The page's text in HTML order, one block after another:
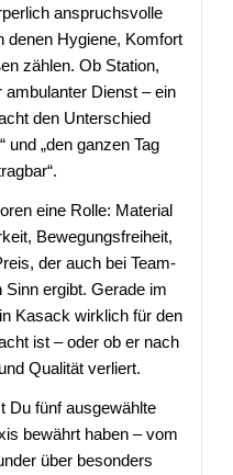
anspruchsvolle
denen Hygiene, Komfort
zählen. Ob Station,
Dienst – ein
den Unterschied
und „den ganzen Tag
eine Rolle: Material
Bewegungsfreiheit,
der auch bei Team-
ergibt. Gerade im
Kasack wirklich für den
ist – oder ob er nach
Qualität verliert.
Du fünf ausgewählte
bewährt haben – vom
über besonders